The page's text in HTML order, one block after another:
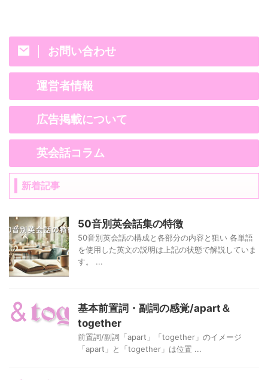
お問い合わせ
運営者情報
広告掲載について
英会話コラム
新着記事
50音別英会話集の特徴
50音別英会話の構成と各部分の内容と狙い 各単語
を使用した英文の説明は上記の状態で解説していま
す。 ...
基本前置詞・副詞の感覚/apart＆
together
前置詞/副詞「apart」「together」のイメージ
「apart」と「together」は位置 ...